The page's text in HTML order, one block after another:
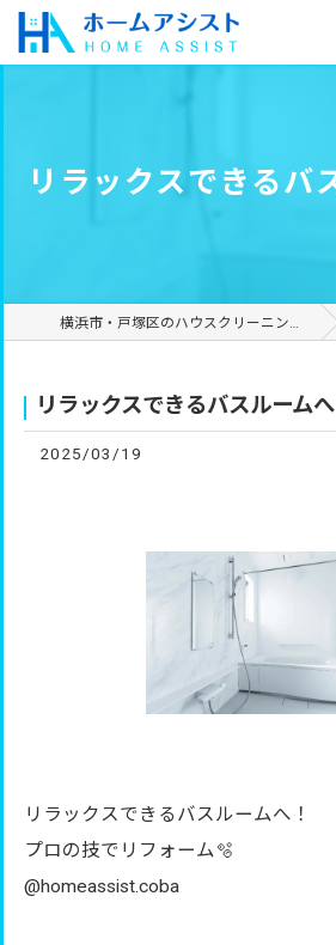
リラックスできるバ
横浜市・戸塚区のハウスクリーニングやリフォームは合同会社ホームアシスト
リラックスできるバスルームへ
2025/03/19
リラックスできるバスルームへ！
プロの技でリフォーム🫧
@homeassist.coba